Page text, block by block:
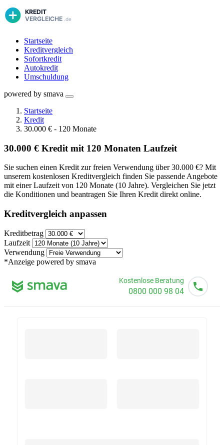
Startseite
Kreditvergleich
Sofortkredit
Autokredit
Umschuldung
powered by smava
Startseite
Kredit
30.000 € - 120 Monate
30.000 € Kredit mit 120 Monaten Laufzeit
Sie suchen einen Kredit zur freien Verwendung über 30.000 €? Mit
unserem kostenlosen Kreditvergleich finden Sie passende Angebote
mit einer Laufzeit von 120 Monate (10 Jahre). Vergleichen Sie jetzt
die Konditionen und beantragen Sie Ihren Kredit direkt online.
Kreditvergleich anpassen
Kreditbetrag
Laufzeit
Verwendung
*Anzeige powered by smava